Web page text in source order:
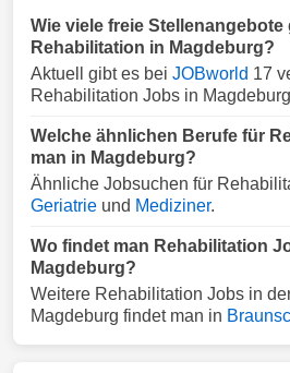
Wie viele freie Stellenangebote
Rehabilitation in Magdeburg?
Aktuell gibt es bei JOBworld 17
Rehabilitation Jobs in
Welche ähnlichen Berufe für
man in Magdeburg?
Ähnliche Jobsuchen für
Geriatrie und Mediziner.
Wo findet man Rehabilitation
Magdeburg?
Weitere Rehabilitation Jobs in
Magdeburg findet man in